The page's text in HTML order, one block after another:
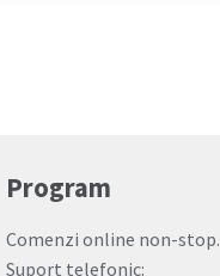
Program
Comenzi online non-stop.
Suport telefonic: